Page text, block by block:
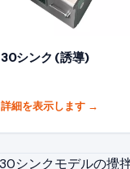
30シンク (誘導)
詳細を表示します →